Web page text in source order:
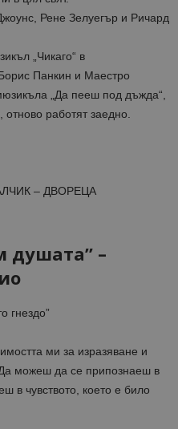
Рене Зелуегър и Ричард
„Чикаго“ в
Панкин и Маестро
„Да пееш под дъжда“,
работят заедно.
– ДВОРЕЦА
душата” –
гнездо”
ми за изразяване и
можеш да се припознаеш в
в чувството, което е било